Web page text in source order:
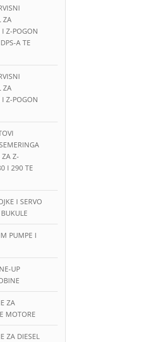
ZA
Z-POGON
A TE
ZA
Z-POGON
Z-
I 290 TE
I SERVO
PUMPE I
UP
ZA
MOTORE
ZA DIESEL